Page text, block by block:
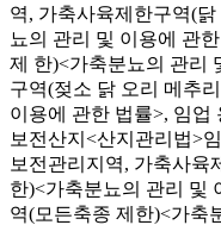
역, 가축사육제한구역(
뇨의 관리 및 이용에 관
제 한)<가축분뇨의 관리
구역(젖소 닭 오리 메추
이용에 관한 법률>, 임업
보전산지<산지관리법>
보전관리지역, 가축사육
한)<가축분뇨의 관리 및
역(모든축종 제한)<가축